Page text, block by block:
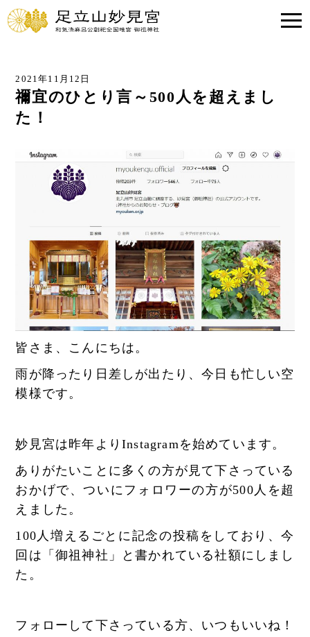
2021年11月12日
禰宜のひとり言～500人を超えまし
た！
皆さま、こんにちは。
雨が降ったり日差しが出たり、今日も忙しい空
模様です。
妙見宮は昨年よりInstagramを始めています。
ありがたいことに多くの方が見て下さっている
おかげで、ついにフォロワーの方が500人を超
えました。
100人増えるごとに記念の投稿をしており、今
回は「御祖神社」と書かれている社額にしまし
た。
フォローして下さっている方、いつもいいね！